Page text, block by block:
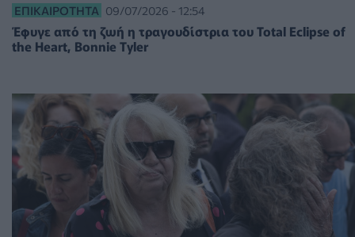
ΕΠΙΚΑΙΡΌΤΗΤΑ 09/07/2026 - 12:54
Έφυγε από τη ζωή η τραγουδίστρια του Total Eclipse of
the Heart, Bonnie Tyler